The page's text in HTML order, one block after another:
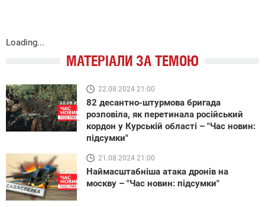
Loading...
МАТЕРІАЛИ ЗА ТЕМОЮ
22.08.2024 21:00
82 десантно-штурмова бригада
розповіла, як перетинала російський
кордон у Курській області – "Час новин:
підсумки"
21.08.2024 21:00
Наймасштабніша атака дронів на
москву – "Час новин: підсумки"